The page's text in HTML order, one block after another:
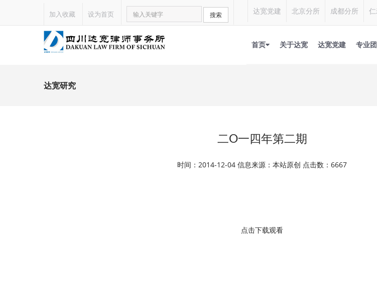
加入收藏 设为首页 搜索 达宽党建 北京分所 成都分所
首页 关于达宽 达宽党建 专业
达宽研究
二O一四年第二期
时间：2014-12-04 信息来源：本站原创 点击数：6667
点击下载观看